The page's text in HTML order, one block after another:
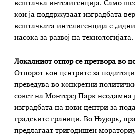
вештачка интелигенција. Само
кои ја поддржуваат изградбата
вештачката интелигенција е
насока за развој на технологијата.
Локалниот отпор се претвора во
Отпорот кон центрите за
преведува во конкретни
совет на Монтереј Парк неодамна
изградбата на нови центри за
градските граници. Во Њујорк,
предлагаат тригодишен